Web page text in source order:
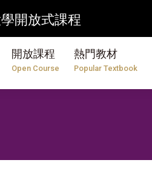
開放式課程
開放課程
Open Course
熱門教材
Popular Textbook